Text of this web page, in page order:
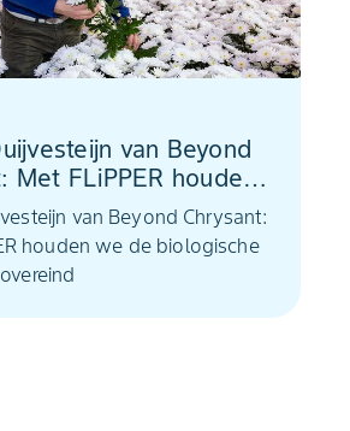
van Beyond
Met FLiPPER houden
bestrijding
van Beyond Chrysant:
houden we de biologische